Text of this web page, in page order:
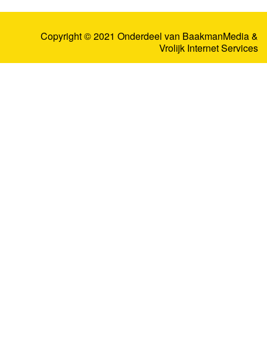
Copyright © 2021 Onderdeel van BaakmanMedia&
Vrolijk Internet Services